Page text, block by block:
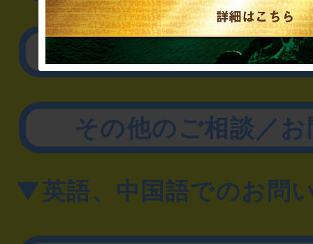
取材に関するお
その他のご相談／
▼英語、中国語でのお問